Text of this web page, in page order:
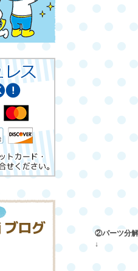
②パーツ分解
↓